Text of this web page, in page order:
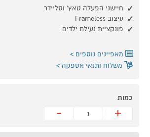
חיישני הפעלה טאץ' וסליידר
עיצוב Frameless
פונקציית נעילת ילדים
מאפיינים נוספים
משלוח ותנאי אספקה
כמות
+
-